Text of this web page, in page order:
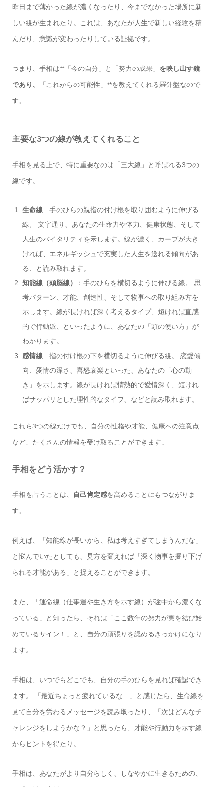
昨日まで薄かった線が濃くなったり、今までなかった場所に新
しい線が生まれたり。これは、あなたが人生で新しい経験を積
んだり、意識が変わったりしている証拠です。
つまり、手相は**「今の自分」と「努力の成果」 を映し出す鏡
であり、 「これからの可能性」**を教えてくれる羅針盤なので
す。
主要な3つの線が教えてくれること
手相を見る上で、特に重要なのは「三大線」と呼ばれる3つの
線です。
生命線 ：手のひらの親指の付け根を取り囲むように伸びる
線。 文字通り、あなたの生命力や体力、健康状態、そして
人生のバイタリティを示します。線が濃く、カーブが大き
ければ、エネルギッシュで充実した人生を送れる傾向があ
る、と読み取れます。
知能線（頭脳線）
：手のひらを横切るように伸びる線。 思
考パターン、才能、創造性、そして物事への取り組み方を
示します。線が長ければ深く考えるタイプ、短ければ直感
的で行動派、といったように、あなたの「頭の使い方」が
わかります。
感情線 ：指の付け根の下を横切るように伸びる線。 恋愛傾
向、愛情の深さ、喜怒哀楽といった、あなたの「心の動
き」を示します。線が長ければ情熱的で愛情深く、短けれ
ばサッパリとした理性的なタイプ、などと読み取れます。
これら3つの線だけでも、自分の性格や才能、健康への注意点
など、たくさんの情報を受け取ることができます。
手相をどう活かす？
手相を占うことは、 自己肯定感を高めることにもつながりま
す。
例えば、「知能線が長いから、私は考えすぎてしまうんだな」
と悩んでいたとしても、見方を変えれば「深く物事を掘り下げ
られる才能がある」と捉えることができます。
また、「運命線（仕事運や生き方を示す線）が途中から濃くな
っている」と知ったら、それは「ここ数年の努力が実を結び始
めているサイン！」と、自分の頑張りを認めるきっかけになり
ます。
手相は、いつでもどこでも、自分の手のひらを見れば確認でき
ます。 「最近ちょっと疲れているな…」と感じたら、生命線を
見て自分を労わるメッセージを読み取ったり、「次はどんなチ
ャレンジをしようかな？」と思ったら、才能や行動力を示す線
からヒントを得たり。
手相は、あなたがより自分らしく、しなやかに生きるための、